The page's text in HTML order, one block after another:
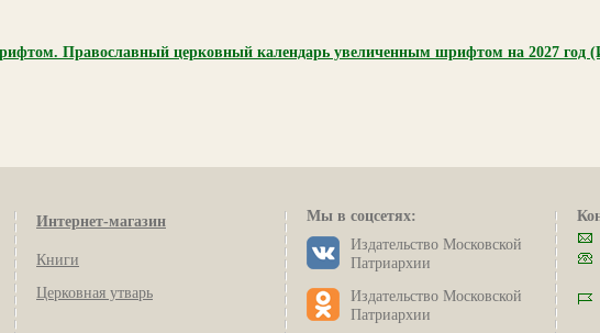
Православный церковный календарь увеличенным шрифтом на 2027 год
Интернет-магазин
Книги
Церковная утварь
Мы в соцсетях:
Издательство Московской
Патриархии
Издательство Московской
Патриархии